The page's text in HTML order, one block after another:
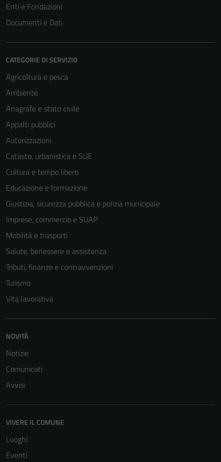
Enti e Fondazioni
Documenti e Dati
CATEGORIE DI SERVIZIO
Agricoltura e pesca
Ambiente
Anagrafe e stato civile
Appalti pubblici
Autorizzazioni
Catasto, urbanistica e SUE
Cultura e tempo libero
Educazione e formazione
Giustizia, sicurezza pubblica e polizia municipale
Imprese, commercio e SUAP
Mobilità e trasporti
Salute, benessere e assistenza
Tributi, finanze e contravvenzioni
Turismo
Vita lavorativa
NOVITÀ
Notizie
Comunicati
Avvisi
VIVERE IL COMUNE
Luoghi
Eventi